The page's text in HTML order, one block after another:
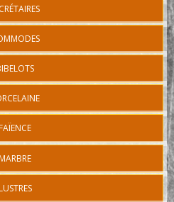
FAÏENCE
MARBRE
LUSTRES